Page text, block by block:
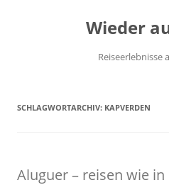
Wieder
Reiseerlebnisse
SCHLAGWORTARCHIV: KAPVERDEN
Aluguer – reisen wie